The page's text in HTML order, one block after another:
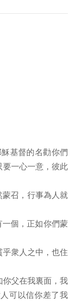
基督的名勸你們
要一心一意，彼此
蒙召，行事為人就
個，正如你們蒙
衆人之中，也住
你父在我裏面，我
可以信你差了我